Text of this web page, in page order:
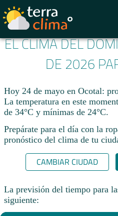
EL CLIMA DEL
DE 2026
Hoy 24 de mayo en Ocotal:
La temperatura en este
de 34°C y mínimas de 24°C.
Prepárate para el día con la
pronóstico del clima de tu
CAMBIAR CIUDAD
La previsión del tiempo para
siguiente: